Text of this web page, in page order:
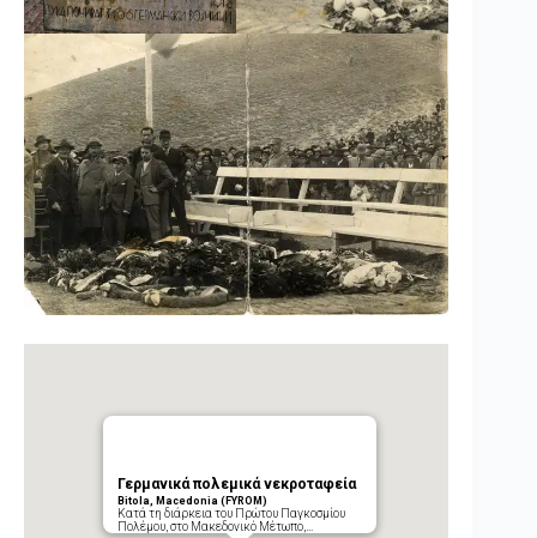
Γερμανικά πολεμικά νεκροταφεία
Bitola, Macedonia (FYROM)
Κατά τη διάρκεια του Πρώτου Παγκοσμίου
Πολέμου, στο Μακεδονικό Μέτωπο,…